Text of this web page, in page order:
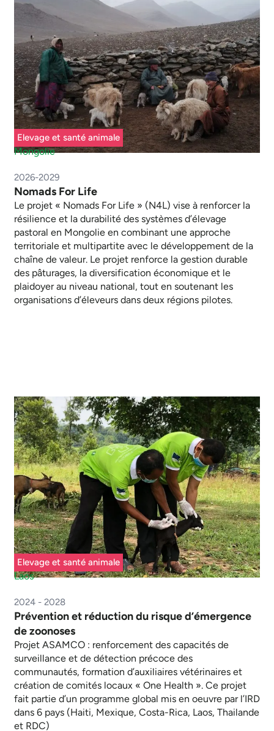
Elevage et santé animale
Mongolie
2026-2029
Nomads For Life
Le projet « Nomads For Life » (N4L) vise à renforcer la
résilience et la durabilité des systèmes d’élevage
pastoral en Mongolie en combinant une approche
territoriale et multipartite avec le développement de la
chaîne de valeur. Le projet renforce la gestion durable
des pâturages, la diversification économique et le
plaidoyer au niveau national, tout en soutenant les
organisations d’éleveurs dans deux régions pilotes.
Elevage et santé animale
Laos
2024 - 2028
Prévention et réduction du risque d’émergence
de zoonoses
Projet ASAMCO : renforcement des capacités de
surveillance et de détection précoce des
communautés, formation d’auxiliaires vétérinaires et
création de comités locaux « One Health ». Ce projet
fait partie d’un programme global mis en oeuvre par l’IRD
dans 6 pays (Haiti, Mexique, Costa-Rica, Laos, Thailande
et RDC)